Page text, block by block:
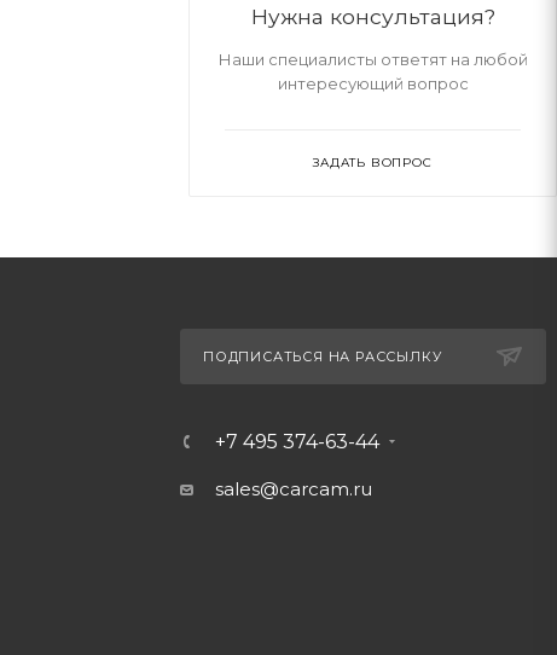
Нужна консультация?
Наши специалисты ответят на любой
интересующий вопрос
ЗАДАТЬ ВОПРОС
ПОДПИСАТЬСЯ НА РАССЫЛКУ
+7 495 374-63-44
sales@carcam.ru